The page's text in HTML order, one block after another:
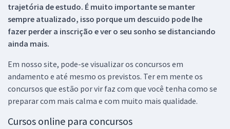
trajetória de estudo. É muito importante se manter
sempre atualizado, isso porque um descuido pode lhe
fazer perder a inscrição e ver o seu sonho se distanciando
ainda mais.
Em nosso site, pode-se visualizar os concursos em
andamento e até mesmo os previstos. Ter em mente os
concursos que estão por vir faz com que você tenha como se
preparar com mais calma e com muito mais qualidade.
Cursos online para concursos